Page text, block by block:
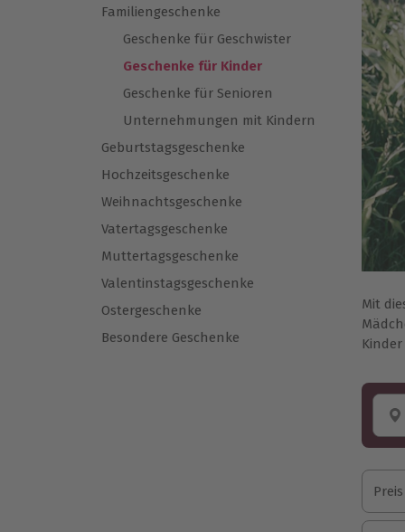
Familiengeschenke
Geschenke für Geschwister
Geschenke für Kinder
Geschenke für Senioren
Unternehmungen mit Kindern
Geburtstagsgeschenke
Hochzeitsgeschenke
Weihnachtsgeschenke
Vatertagsgeschenke
Muttertagsgeschenke
Valentinstagsgeschenke
Ostergeschenke
Besondere Geschenke
Mit
Preis